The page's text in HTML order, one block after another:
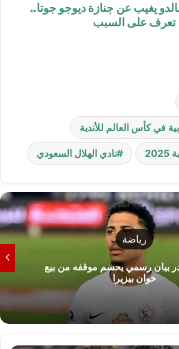
يغيب عن جنازة ديوجو جوتا..
تعرف على السبب
في كأس العالم للأندية
نادي الهلال السعودي
رياضة
بيان رسمي يحسم موقفه من بيع
خوان بيزيرا